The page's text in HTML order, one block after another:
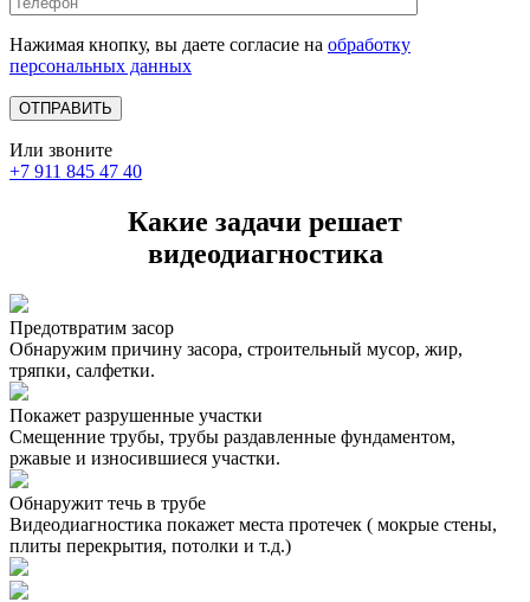
Нажимая кнопку, вы даете согласие на обработку
персональных данных
Или звоните
+7 911 845 47 40
Какие задачи решает
видеодиагностика
Предотвратим засор
Обнаружим причину засора, cтроительный мусор, жир,
тряпки, салфетки.
Покажет разрушенные участки
Смещенние трубы, трубы раздавленные фундаментом,
ржавые и износившиеся участки.
Обнаружит течь в трубе
Видеодиагностика покажет места протечек ( мокрые стены,
плиты перекрытия, потолки и т.д.)